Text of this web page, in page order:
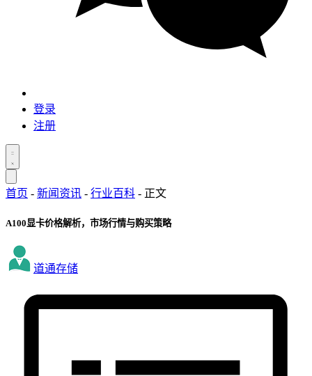
登录
注册
首页 - 新闻资讯 - 行业百科 - 正文
A100显卡价格解析，市场行情与购买策略
道通存储